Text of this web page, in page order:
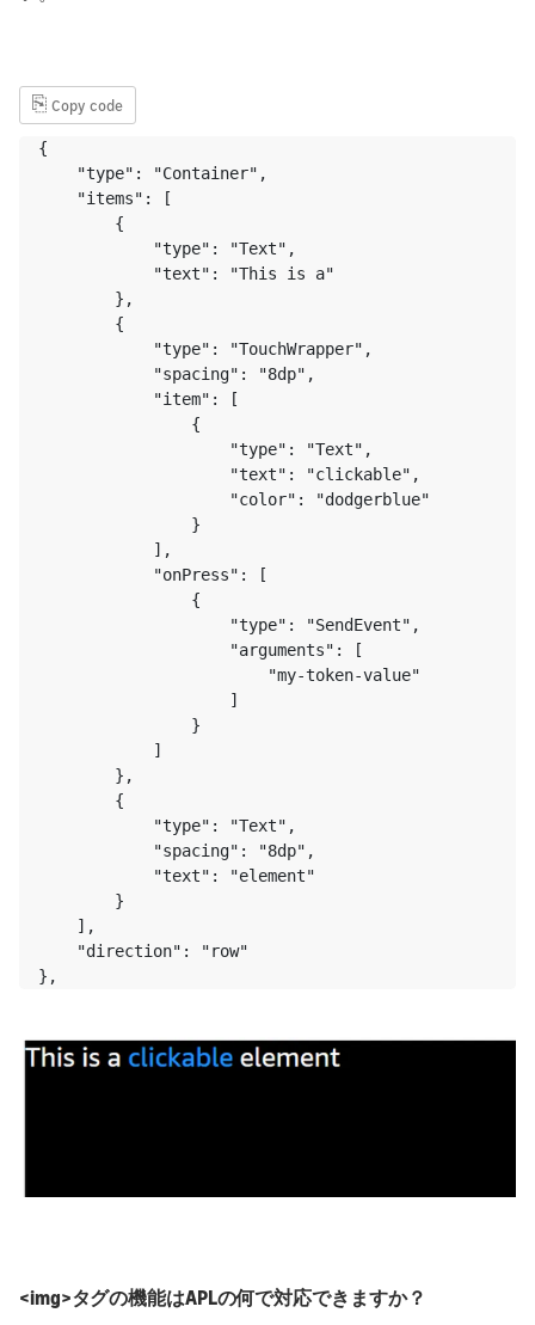
⎘ Copy code
{
    "type": "Container",
    "items": [
        {
            "type": "Text",
            "text": "This is a"
        },
        {
            "type": "TouchWrapper",
            "spacing": "8dp",
            "item": [
                {
                    "type": "Text",
                    "text": "clickable",
                    "color": "dodgerblue"
                }
            ],
            "onPress": [
                {
                    "type": "SendEvent",
                    "arguments": [
                        "my-token-value"
                    ]
                }
            ]
        },
        {
            "type": "Text",
            "spacing": "8dp",
            "text": "element"
        }
    ],
    "direction": "row"
<img>タグの機能はAPLの何で対応できますか？